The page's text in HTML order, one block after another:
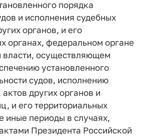
порядка
и исполнения судебных
органов, и его
органах, федеральном органе
власти, осуществляющем
установленного
судов, исполнению
других органов и
и его территориальных
иные периоды в случаях,
Президента Российской